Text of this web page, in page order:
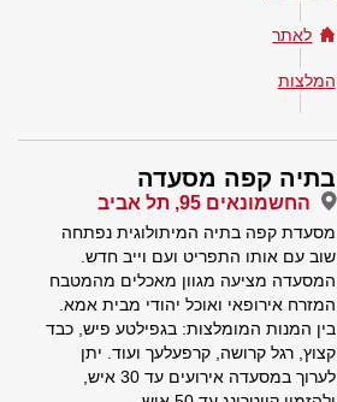
לאתר
המלצות
בתיה קפה מסעדה
החשמונאים 95, תל אביב
מסעדת קפה בתיה המיתולוגית נפתחה
שוב עם אותו התפריט ועם וייב חדש.
המסעדה מציעה מגוון מאכלים מהמטבח
המזרח אירופאי ואוכל יהודי מבית אמא.
בין המנות המומלצות: בגפילטע פיש, כבד
קצוץ, רגל קרושה, קרפעלעך ועוד. יתן
לערוך במסעדה אירועים עד 30 איש,